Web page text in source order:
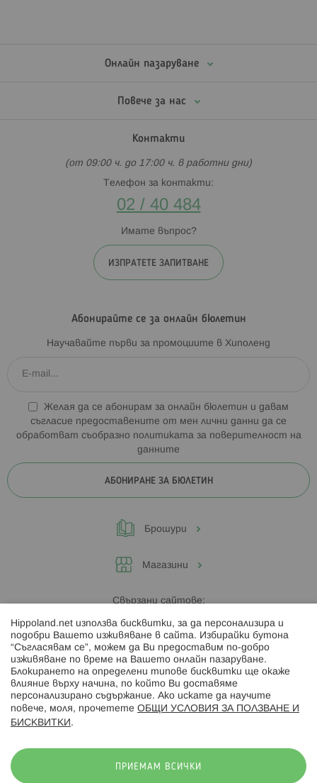
Онлайн пазаруване
Повече за нас
Контакти
(от 09:00 ч. до 17:00 ч. в работни дни)
Телефон за контакти:
02 / 40 484
Имате въпрос?
ИЗПРАТЕТЕ ЗАПИТВАНЕ
Абонирайте се за онлайн бюлетин
Научавайте първи за промоциите в Хиполенд
Желая да се абонирам за онлайн бюлетин и давам
съгласие предоставените от мен лични данни да се
обработват съобразно политиката за поверителност на
данните
АБОНИРАНЕ ЗА БЮЛЕТИН
Брошури
Магазини
Свързани сайтове:
Hippoland.ro
Последвайте ни:
Hippoland.net използва бисквитки, за да персонализира и
подобри Вашето изживяване в сайта. Избирайки бутона
“Съгласявам се”, можем да Ви предоставим по-добро
изживяване по време на Вашето онлайн пазаруване.
Блокирането на определени типове бисквитки ще окаже
влияние върху начина, по който Ви доставяме
персонализирано съдържание. Ако искате да научите
повече, моля, прочетете ОБЩИ УСЛОВИЯ ЗА ПОЛЗВАНЕ И
БИСКВИТКИ .
ПРИЕМАМ ВСИЧКИ